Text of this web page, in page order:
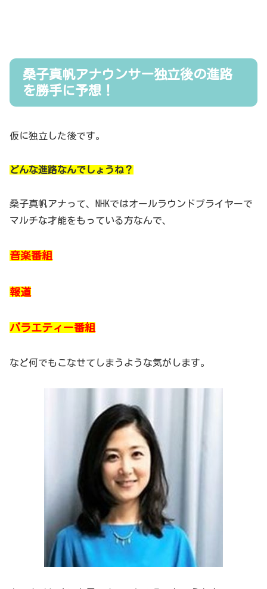
桑子真帆アナウンサー独立後の進路
を勝手に予想！
仮に独立した後です。
どんな進路なんでしょうね？
桑子真帆アナって、NHKではオールラウンドプライヤーで
マルチな才能をもっている方なんで、
音楽番組
報道
バラエティー番組
など何でもこなせてしまうような気がします。